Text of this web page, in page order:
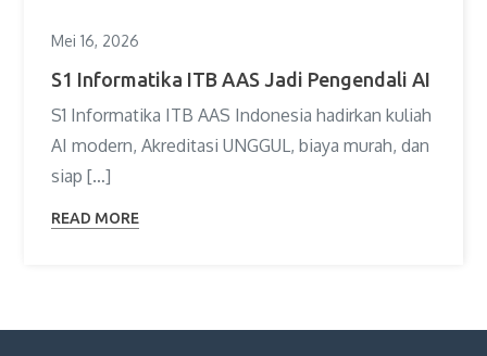
Mei 16, 2026
S1 Informatika ITB AAS Jadi Pengendali AI
S1 Informatika ITB AAS Indonesia hadirkan kuliah
AI modern, Akreditasi UNGGUL, biaya murah, dan
siap […]
READ MORE